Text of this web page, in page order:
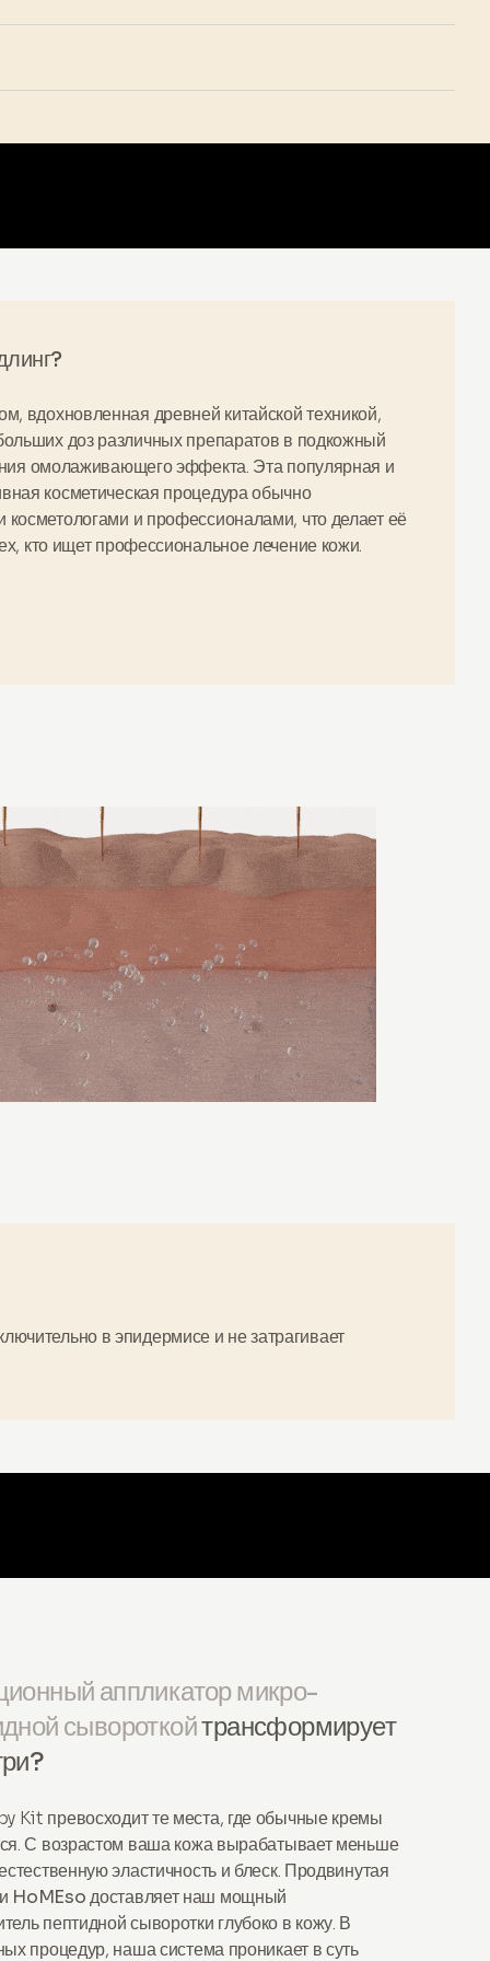
вдохновленная древней китайской техникой,
доз различных препаратов в подкожный
омолаживающего эффекта. Эта популярная и
косметическая процедура обычно
и профессионалами, что делает её
кто ищет профессиональное лечение кожи.
в эпидермисе и не затрагивает
аппликатор микро-
сывороткойтрансформирует
Kit превосходит те места, где обычные кремы
С возрастом ваша кожа вырабатывает меньше
эластичность и блеск. Продвинутая
HoMEsoдоставляет наш мощный
пептидной сыворотки глубоко в кожу. В
процедур, наша система проникает в суть